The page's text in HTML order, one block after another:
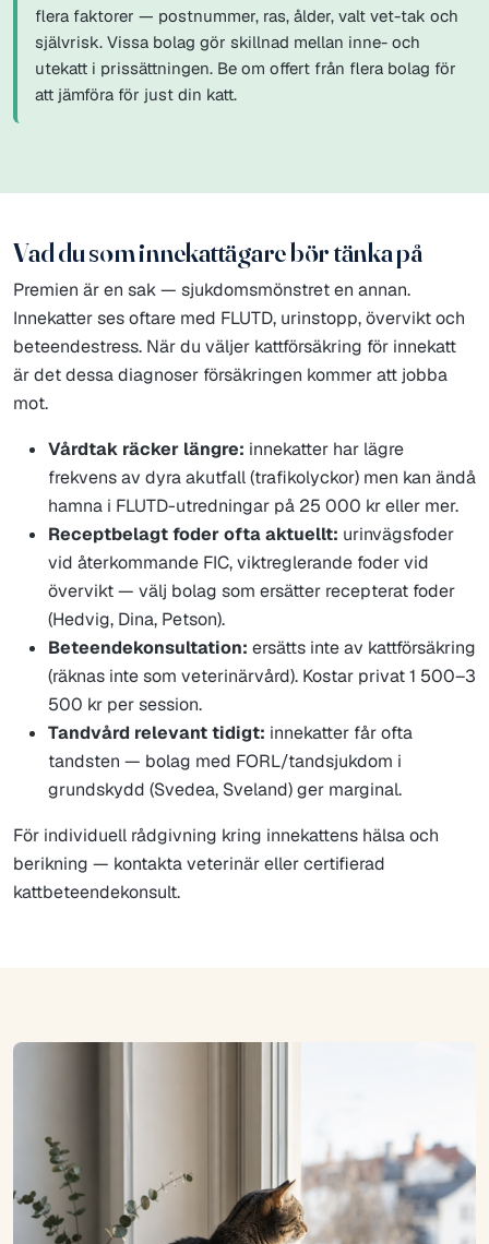
flera faktorer — postnummer, ras, ålder, valt vet-tak och
självrisk. Vissa bolag gör skillnad mellan inne- och
utekatt i prissättningen. Be om offert från flera bolag för
att jämföra för just din katt.
Vad du som innekattägare bör tänka på
Premien är en sak — sjukdomsmönstret en annan.
Innekatter ses oftare med FLUTD, urinstopp, övervikt och
beteendestress. När du väljer kattförsäkring för innekatt
är det dessa diagnoser försäkringen kommer att jobba
mot.
Vårdtak räcker längre: innekatter har lägre
frekvens av dyra akutfall (trafikolyckor) men kan ändå
hamna i FLUTD-utredningar på 25 000 kr eller mer.
Receptbelagt foder ofta aktuellt: urinvägsfoder
vid återkommande FIC, viktreglerande foder vid
övervikt — välj bolag som ersätter recepterat foder
(Hedvig, Dina, Petson).
Beteendekonsultation: ersätts inte av kattförsäkring
(räknas inte som veterinärvård). Kostar privat 1 500–3
500 kr per session.
Tandvård relevant tidigt: innekatter får ofta
tandsten — bolag med FORL/tandsjukdom i
grundskydd (Svedea, Sveland) ger marginal.
För individuell rådgivning kring innekattens hälsa och
berikning — kontakta veterinär eller certifierad
kattbeteendekonsult.